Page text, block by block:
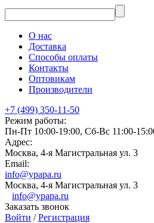
О нас
Доставка
Способы оплаты
Контакты
Оптовикам
Производители
+7 (499) 350-11-50
Режим работы:
Пн-Пт 10:00-19:00, Сб-Вс 11:00-
Адрес:
Москва, 4-я Магистральная ул. 3
Email:
info@ypapa.ru
Москва, 4-я Магистральная ул. 3
info@ypapa.ru
Заказать звонок
Войти /Регистрация